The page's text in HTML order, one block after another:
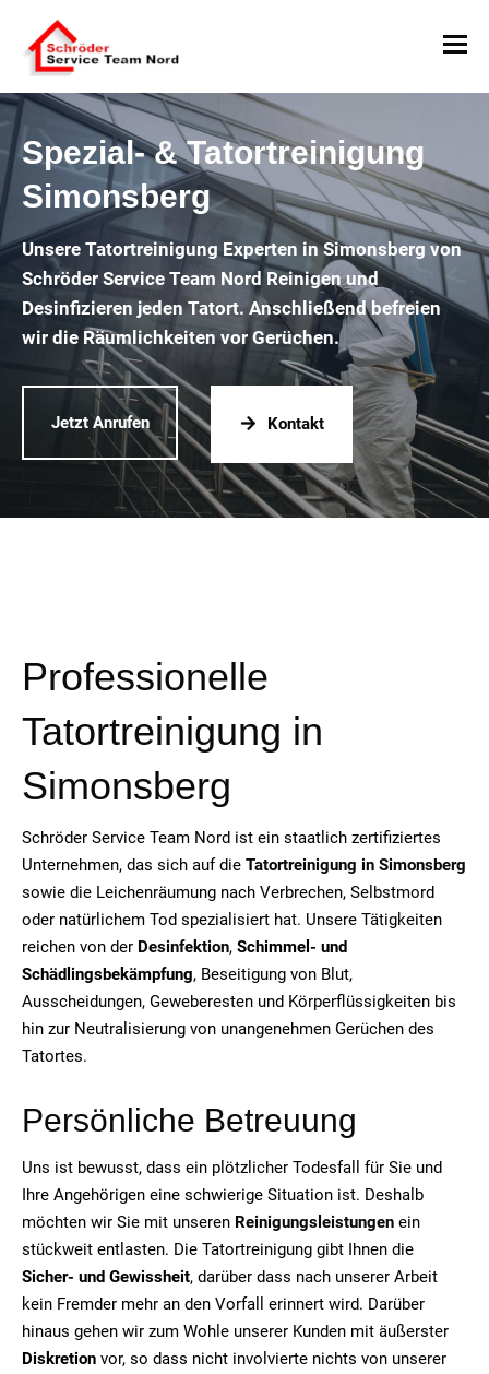
Spezial- & Tatortreinigung
Simonsberg
Unsere Tatortreinigung Experten in Simonsberg von
Schröder Service Team Nord Reinigen und
Desinfizieren jeden Tatort. Anschließend befreien
wir die Räumlichkeiten vor Gerüchen.
Jetzt Anrufen Kontakt
Professionelle
Tatortreinigung in
Simonsberg
Schröder Service Team Nord ist ein staatlich zertifiziertes
Unternehmen, das sich auf die Tatortreinigung in Simonsberg
sowie die Leichenräumung nach Verbrechen, Selbstmord
oder natürlichem Tod spezialisiert hat. Unsere Tätigkeiten
reichen von der Desinfektion, Schimmel- und
Schädlingsbekämpfung, Beseitigung von Blut,
Ausscheidungen, Geweberesten und Körperflüssigkeiten bis
hin zur Neutralisierung von unangenehmen Gerüchen des
Tatortes.
Persönliche Betreuung
Uns ist bewusst, dass ein plötzlicher Todesfall für Sie und
Ihre Angehörigen eine schwierige Situation ist. Deshalb
möchten wir Sie mit unseren Reinigungsleistungen ein
stückweit entlasten. Die Tatortreinigung gibt Ihnen die
Sicher- und Gewissheit, darüber dass nach unserer Arbeit
kein Fremder mehr an den Vorfall erinnert wird. Darüber
hinaus gehen wir zum Wohle unserer Kunden mit äußerster
Diskretion vor, so dass nicht involvierte nichts von unserer